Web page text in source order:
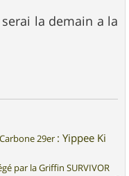
la demain a la
29er : Yippee Ki
par la Griffin SURVIVOR